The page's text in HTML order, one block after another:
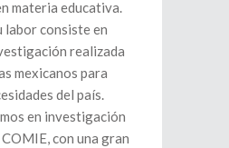
materia educativa.
labor consiste en
realizada
mexicanos para
del país.
en investigación
con una gran